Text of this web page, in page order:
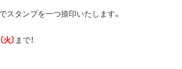
タンプを一つ捺印いたします。
） まで！